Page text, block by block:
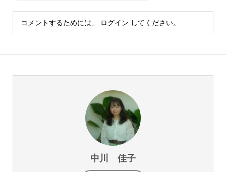
コメントするためには、 ログイン してください。
中川 佳子